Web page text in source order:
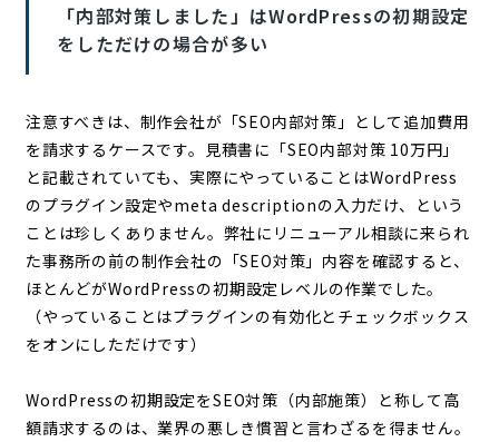
「内部対策しました」はWordPressの初期設定
をしただけの場合が多い
注意すべきは、制作会社が「SEO内部対策」として追加費用
を請求するケースです。見積書に「SEO内部対策 10万円」
と記載されていても、実際にやっていることはWordPress
のプラグイン設定やmeta descriptionの入力だけ、という
ことは珍しくありません。弊社にリニューアル相談に来られ
た事務所の前の制作会社の「SEO対策」内容を確認すると、
ほとんどがWordPressの初期設定レベルの作業でした。
（やっていることはプラグインの有効化とチェックボックス
をオンにしただけです）
WordPressの初期設定をSEO対策（内部施策）と称して高
額請求するのは、業界の悪しき慣習と言わざるを得ません。